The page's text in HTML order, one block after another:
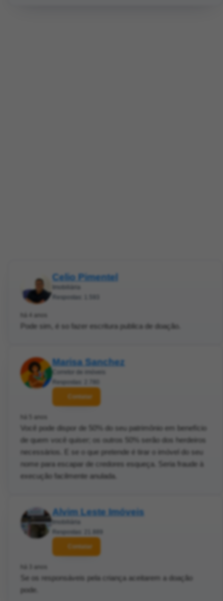
Celio Pimentel
Imobiliária
Respostas: 1.593
há 4 anos
Pode sim, é so fazer escritura publica de doação.
Marisa Sanchez
Corretor de imóveis
Respostas: 2.780
Contatar
há 5 anos
Você pode dispor de 50% do seu patrimônio em benefício
de quem você quiser; os outros 50% serão dos herdeiros
necessários. E se o que pretende é tirar o imóvel do seu
nome para escapar de credores esqueça. Seria fraude à
execução facilmente anulada.
Alvim Leste Imóveis
Imobiliária
Respostas: 21.889
Contatar
há 3 anos
Se os responsáveis pela criança aceitarem a doação
pode.